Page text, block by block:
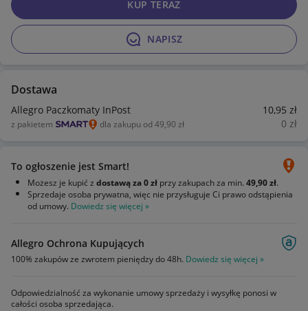
NAPISZ
KUP TERAZ
Dostawa
Allegro Paczkomaty InPost 10,95 zł
z pakietem dla zakupu od 49,90 zł 0 zł
To ogłoszenie jest Smart!
Możesz je kupić z dostawą za 0 zł przy zakupach za min. 49,90 zł.
Sprzedaje osoba prywatna, więc nie przysługuje Ci prawo odstąpienia
od umowy. Dowiedz się więcej »
Allegro Ochrona Kupujących
100% zakupów ze zwrotem pieniędzy do 48h. Dowiedz się więcej »
Odpowiedzialność za wykonanie umowy sprzedaży i wysyłkę ponosi w
całości osoba sprzedająca.